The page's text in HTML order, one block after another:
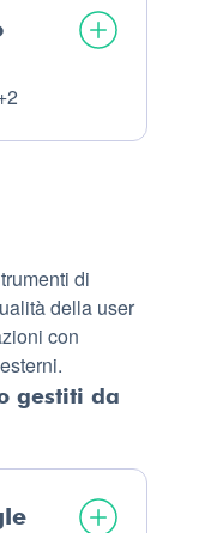
di
della user
con
gestiti da